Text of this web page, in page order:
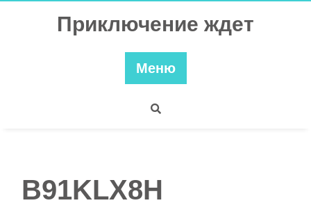
Приключение ждет
Меню
B91KLX8H